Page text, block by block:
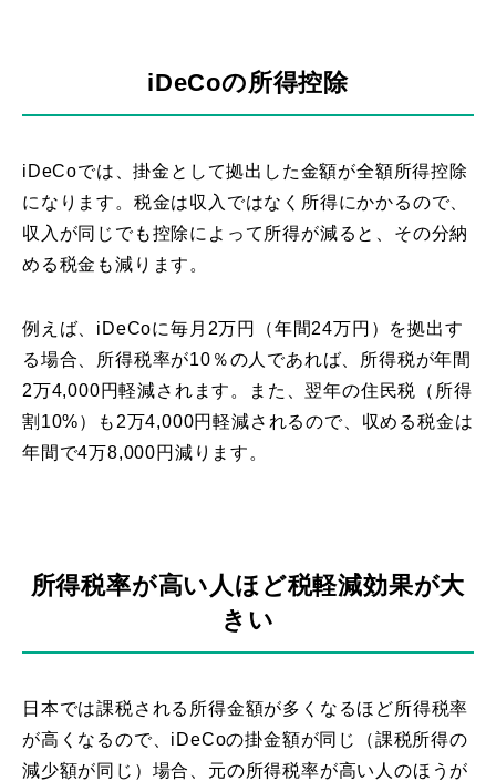
iDeCoの所得控除
iDeCoでは、掛金として拠出した金額が全額所得控除
になります。税金は収入ではなく所得にかかるので、
収入が同じでも控除によって所得が減ると、その分納
める税金も減ります。
例えば、iDeCoに毎月2万円（年間24万円）を拠出す
る場合、所得税率が10％の人であれば、所得税が年間
2万4,000円軽減されます。また、翌年の住民税（所得
割10%）も2万4,000円軽減されるので、収める税金は
年間で4万8,000円減ります。
所得税率が高い人ほど税軽減効果が大
きい
日本では課税される所得金額が多くなるほど所得税率
が高くなるので、iDeCoの掛金額が同じ（課税所得の
減少額が同じ）場合、元の所得税率が高い人のほうが